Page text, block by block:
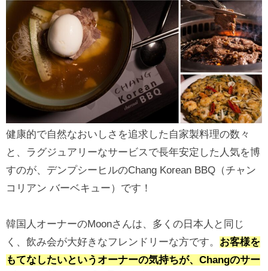
健康的で自然なおいしさを追求した自家製料理の数々
と、ラグジュアリーなサービスで長年安定した人気を博
すのが、デンプシーヒルのChang Korean BBQ（チャン
コリアン バーベキュー）です！
韓国人オーナーのMoonさんは、多くの日本人と同じ
く、飲み会が大好きなフレンドリーな方です。 お客様を
もてなしたいというオーナーの気持ちが、Changのサー